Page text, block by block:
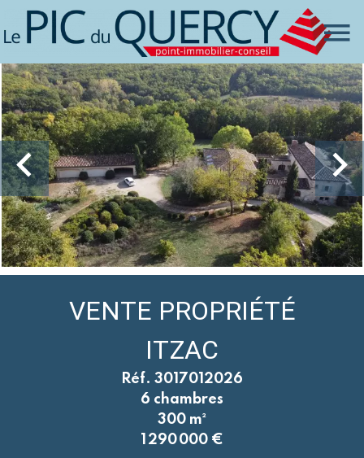
VENTE PROPRIÉTÉ
ITZAC
Réf. 3017012026
6 chambres
300 m²
1 290 000 €